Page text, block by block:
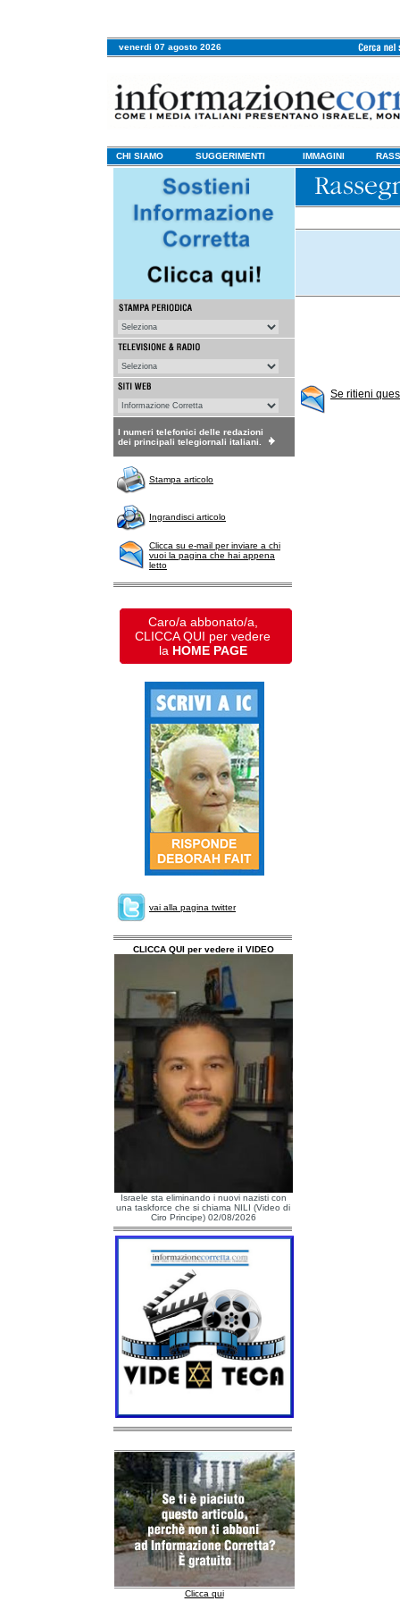
venerdi 07 agosto 2026
CHI SIAMO SUGGERIMENTI IMMAGINI
I numeri telefonici delle redazioni
dei principali telegiornali italiani.
Stampa articolo
Ingrandisci articolo
Clicca su e-mail per inviare a chi
vuoi la pagina che hai appena
letto
Caro/a abbonato/a,
CLICCA QUI per vedere
la HOME PAGE
vai alla pagina twitter
CLICCA QUI per vedere il VIDEO
Israele sta eliminando i nuovi nazisti con
una taskforce che si chiama NILI (Video di
Ciro Principe) 02/08/2026
Clicca qui
Se ritieni